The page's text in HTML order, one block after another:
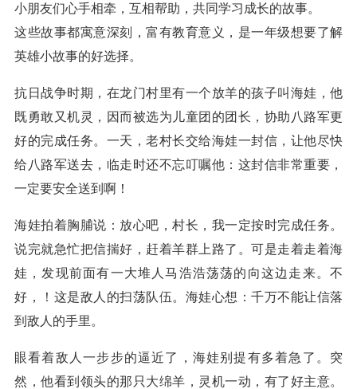
小朋友们心手相牵，互相帮助，共同学习成长的故事。
这些故事都寓意深刻，富有教育意义，是一年级想要了解
英雄小故事的好选择。
抗日战争时期，在龙门村里有一个放羊的孩子叫海娃，他
既勇敢又机灵，因而被选为儿童团的团长，协助八路军更
好的完成任务。一天，老村长交给海娃一封信，让他尽快
给八路军送去，临走时还不忘叮嘱他：这封信非常重要，
一定要安全送到啊！
海娃拍着胸脯说：放心吧，村长，我一定按时完成任务。
说完就急忙把信揣好，赶着羊群上路了。可是走着走着海
娃，发现前面有一大堆人马浩浩荡荡的向这边走来。不
好，！这是敌人的扫荡队伍。海娃心想：千万不能让信落
到敌人的手里。
眼看着敌人一步步的逼近了，海娃别提有多着急了。突
然，他看到领头的那只大绵羊，灵机一动，有了好主意。